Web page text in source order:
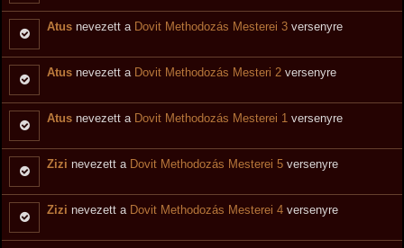
Atus nevezett a Dovit Methodozás Mesterei 3 versenyre
Atus nevezett a Dovit Methodozás Mesteri 2 versenyre
Atus nevezett a Dovit Methodozás Mesterei 1 versenyre
Zizi nevezett a Dovit Methodozás Mesterei 5 versenyre
Zizi nevezett a Dovit Methodozás Mesterei 4 versenyre